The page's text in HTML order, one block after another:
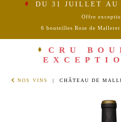
se
connecter
mon
DU 31 JUILLET AU
Offre
6 bouteilles Rose de
CRU
NOS VINS | CHÂTEAU DE